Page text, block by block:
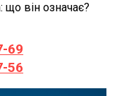
що він означає?
69
56